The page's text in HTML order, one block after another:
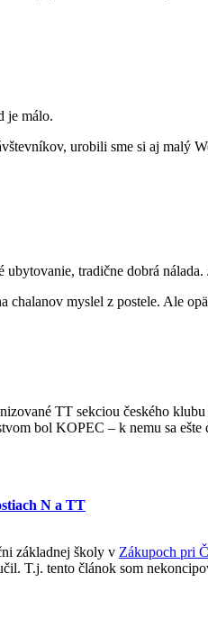
je málo.
urobili sme si aj malý
ubytovanie, tradične dobrá
chalanov myslel z postele. Ale
TT sekciou českého
bol KOPEC – k nemu sa ešte
N a TT
základnej školy v Zákupoch pri
T.j. tento článok som